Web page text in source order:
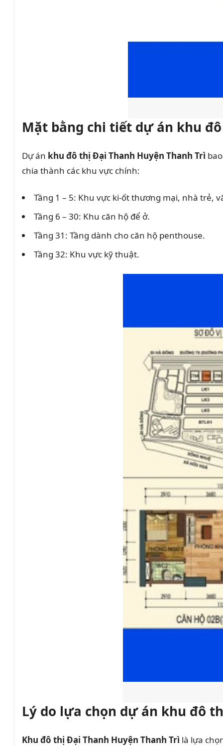
Mặt bằng chi tiết dự án khu
Dự án khu đô thị Đại Thanh Huyện Thanh Trì
chia thành các khu vực chính:
Tầng 1 – 5: Khu vực ki-ốt thương mại, nhà trẻ,
Tầng 6 – 30: Khu căn hộ để ở.
Tầng 31: Tầng dành cho căn hộ penthouse.
Tầng 32: Khu vực kỹ thuật.
Lý do lựa chọn dự án khu đô
Khu đô thị Đại Thanh Huyện Thanh Trì là lựa